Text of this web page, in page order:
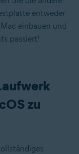
entweder
einbauen und
passiert!
zu